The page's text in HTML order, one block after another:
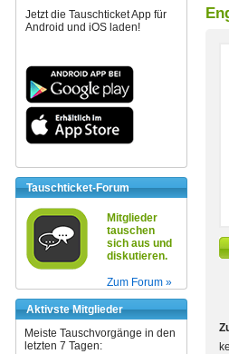
Jetzt die Tauschticket App für
Android und iOS laden!
Tauschticket-Forum
Mitglieder
tauschen
sich aus und
diskutieren.
Zum Forum »
Aktivste Mitglieder
Meiste Tauschvorgänge in den
letzten 7 Tagen: